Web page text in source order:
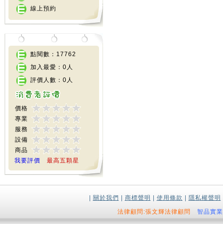
線上預約
點閱數：17762
加入最愛：0人
評價人數：0人
價格
專業
服務
設備
商品
我要評價
最高五顆星
關於我們 商標聲明 使用條款 隱私權聲明
法律顧問:張文輝法律顧問
智品實業